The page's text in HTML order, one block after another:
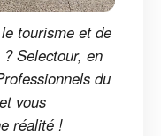
tourisme et de
Selectour, en
du
vous
réalité !